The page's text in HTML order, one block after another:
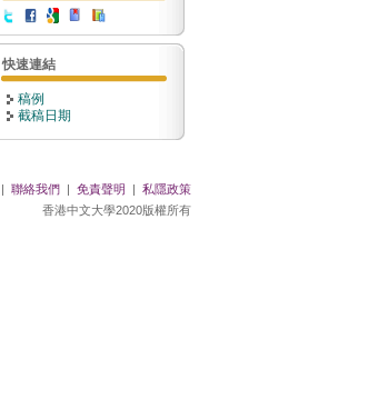
快速連結
稿例
截稿日期
| 聯絡我們 | 免責聲明 | 私隱政策
香港中文大學2020版權所有